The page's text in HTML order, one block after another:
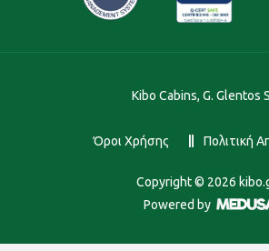
Kibo Cabins, G. Glentos
Όροι Χρήσης Πολιτική
Copyright © 2026
Powered by